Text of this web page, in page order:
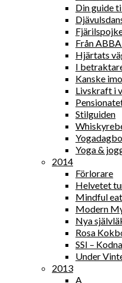
Din guide
Från
Hjärtats
I
Kanske
Livskraft i
Stilguiden
Yoga &
2014
Förlorare
Helvetet
Mindful
Modern
Nya
Rosa
SSI –
Under
2013
A